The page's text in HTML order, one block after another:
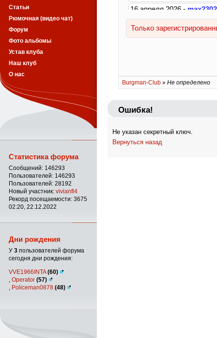
Burgman-Club » Не определено
Ошибка!
Не указан секретный ключ.
Вернуться назад
Статьи
Рюмочная (видео чат)
Форум
Фото альбомы
Устав клуба
Наш клуб
О нас
Статистика форума
Сообщений: 146293
Пользователей: 146293
Пользователей: 28192
Новый участник: vivianfl4
Рекорд посещаемости: 3675
02:20, 22.12.2022
Дни рождения
У 3 пользователей форума
сегодня дни рождения:
VVE1966INTA(60)
Operator (57)
Policeman0878 (48)